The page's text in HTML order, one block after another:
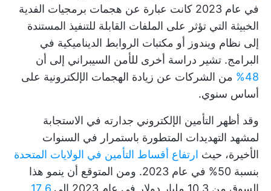
في عام 2023 كانت عبارة عن هجمات برمجيات الفدية
الخبيثة التي تؤثر على الملفات القابلة للتنفيذ المستندة
إلى نظام ويندوز أو مكتبات الروابط الديناميكية في
البرامج. تشير دراسة أخرى للأمن السيبراني إلى أن
48%
من الشركات عن زيادة الهجمات الإلكترونية على
أساس سنوي.
وقد أظهر التأمين الإلكتروني جدارته في الاستجابة
لمشهد التهديدات المتطورة باستمرار في السنوات
الأخيرة، حيث ارتفاع أقساط التأمين في الولايات المتحدة
بنسبة 50% في عام 2023. ومن المتوقع أن ينمو هذا
السوق من 10.3 مليار دولار في عام 2023 إلى
17.6